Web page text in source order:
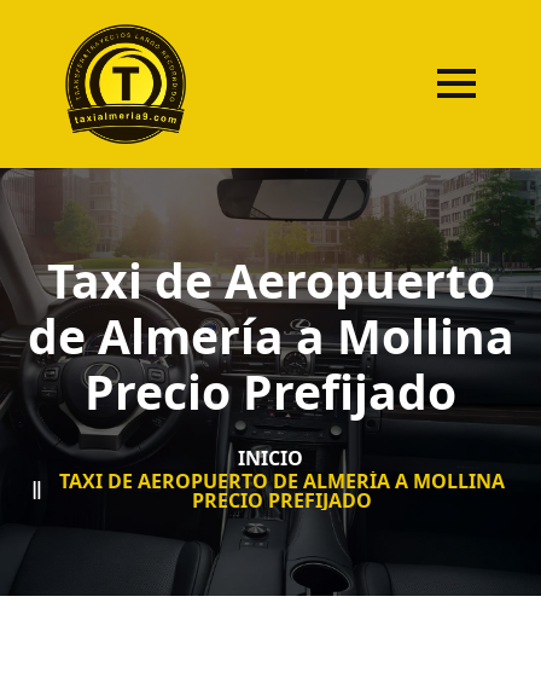
Taxi de Aeropuerto
de Almería a Mollina
Precio Prefijado
INICIO
TAXI DE AEROPUERTO DE ALMERÍA A MOLLINA
PRECIO PREFIJADO